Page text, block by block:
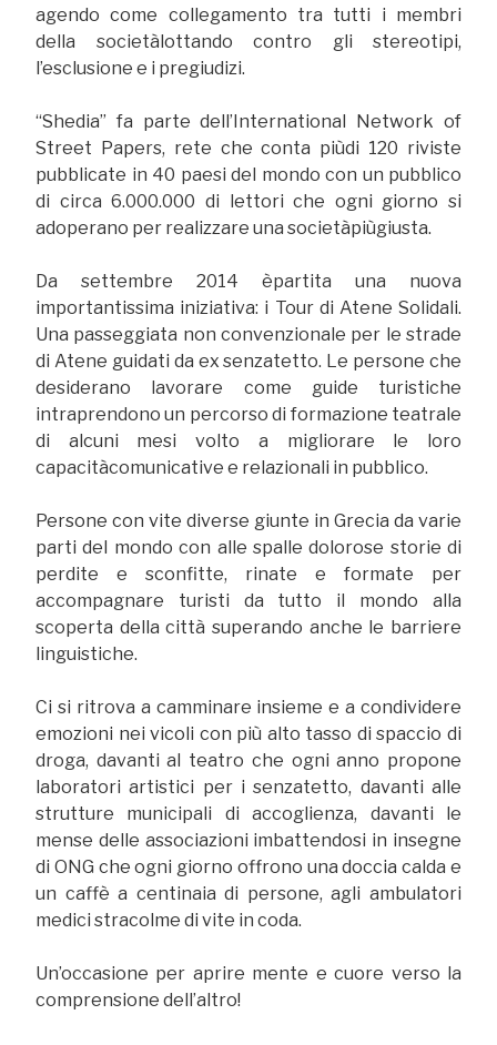
agendo come collegamento tra tutti i membri
della societàlottando contro gli stereotipi,
l’esclusione e i pregiudizi.
“Shedia” fa parte dell’International Network of
Street Papers, rete che conta piùdi 120 riviste
pubblicate in 40 paesi del mondo con un pubblico
di circa 6.000.000 di lettori che ogni giorno si
adoperano per realizzare una societàpiùgiusta.
Da settembre 2014 èpartita una nuova
importantissima iniziativa: i Tour di Atene Solidali.
Una passeggiata non convenzionale per le strade
di Atene guidati da ex senzatetto. Le persone che
desiderano lavorare come guide turistiche
intraprendono un percorso di formazione teatrale
di alcuni mesi volto a migliorare le loro
capacitàcomunicative e relazionali in pubblico.
Persone con vite diverse giunte in Grecia da varie
parti del mondo con alle spalle dolorose storie di
perdite e sconfitte, rinate e formate per
accompagnare turisti da tutto il mondo alla
scoperta della città superando anche le barriere
linguistiche.
Ci si ritrova a camminare insieme e a condividere
emozioni nei vicoli con più alto tasso di spaccio di
droga, davanti al teatro che ogni anno propone
laboratori artistici per i senzatetto, davanti alle
strutture municipali di accoglienza, davanti le
mense delle associazioni imbattendosi in insegne
di ONG che ogni giorno offrono una doccia calda e
un caffè a centinaia di persone, agli ambulatori
medici stracolme di vite in coda.
Un’occasione per aprire mente e cuore verso la
comprensione dell’altro!